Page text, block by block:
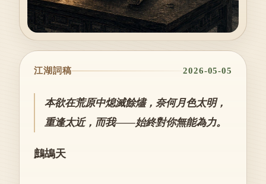
江湖詞稿 2026-05-05
本欲在荒原中熄滅餘燼，奈何月色太明，
重逢太近，而我——始終對你無能為力。
鷓鴣天